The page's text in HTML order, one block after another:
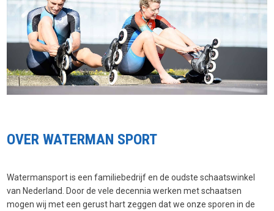
OVER WATERMAN SPORT
Watermansport is een familiebedrijf en de oudste schaatswinkel
van Nederland. Door de vele decennia werken met schaatsen
mogen wij met een gerust hart zeggen dat we onze sporen in de